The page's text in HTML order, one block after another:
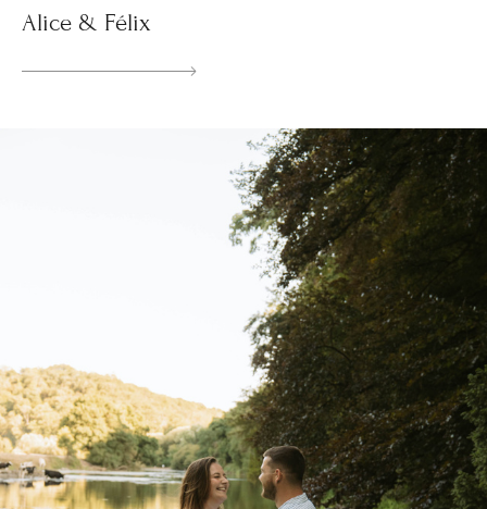
Alice & Félix